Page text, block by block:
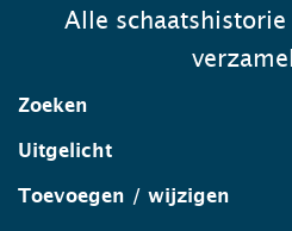
Alle
Zoeken
Uitgelicht
Toevoegen / wijzigen